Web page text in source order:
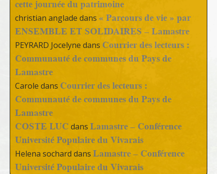
cette journée du patrimoine
christian anglade dans « Parcours de vie » par
ENSEMBLE ET SOLIDAIRES – Lamastre
PEYRARD Jocelyne dans Courrier des lecteurs :
Communauté de communes du Pays de
Lamastre
Carole dans Courrier des lecteurs :
Communauté de communes du Pays de
Lamastre
COSTE LUC dans Lamastre – Conférence
Université Populaire du Vivarais
Helena sochard dans Lamastre – Conférence
Université Populaire du Vivarais